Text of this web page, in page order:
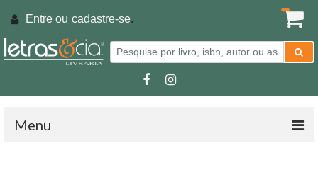
Entre ou cadastre-se.
Menu